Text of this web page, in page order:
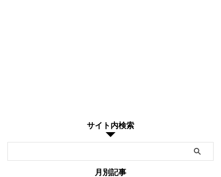
サイト内検索
月別記事